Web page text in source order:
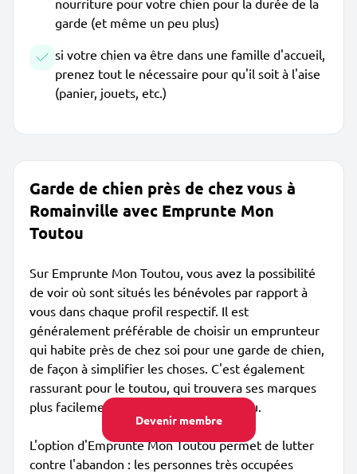
Devenir membre
nourriture pour votre chien pour la durée de la
garde (et même un peu plus)
si votre chien va être dans une famille d'accueil,
prenez tout le nécessaire pour qu'il soit à l'aise
(panier, jouets, etc.)
Garde de chien près de chez vous à
Romainville avec Emprunte Mon
Toutou
Sur Emprunte Mon Toutou, vous avez la possibilité
de voir où sont situés les bénévoles par rapport à
vous dans chaque profil respectif. Il est
généralement préférable de choisir un emprunteur
qui habite près de chez soi pour une garde de chien,
de façon à simplifier les choses. C'est également
rassurant pour le toutou, qui trouvera ses marques
plus facilement avec sa nouvelle nounou.
L'option d'Emprunte Mon Toutou permet de lutter
contre l'abandon : les personnes très occupées